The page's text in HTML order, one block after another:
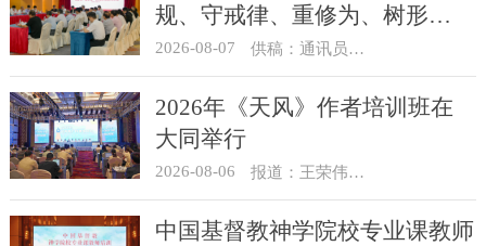
规、守戒律、重修为、树形
象”教育活动总结会议
2026-08-07 供稿：通讯员 汪浩
2026年《天风》作者培训班在
大同举行
2026-08-06 报道：王荣伟 摄影：冯谦
中国基督教神学院校专业课教师